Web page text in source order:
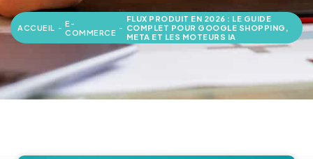
ACCUEIL - E-
COMMERCE -
FLUX PRODUIT EN 2026 : LE GUIDE
COMPLET POUR GOOGLE SHOPPING,
META ET LES MOTEURS IA